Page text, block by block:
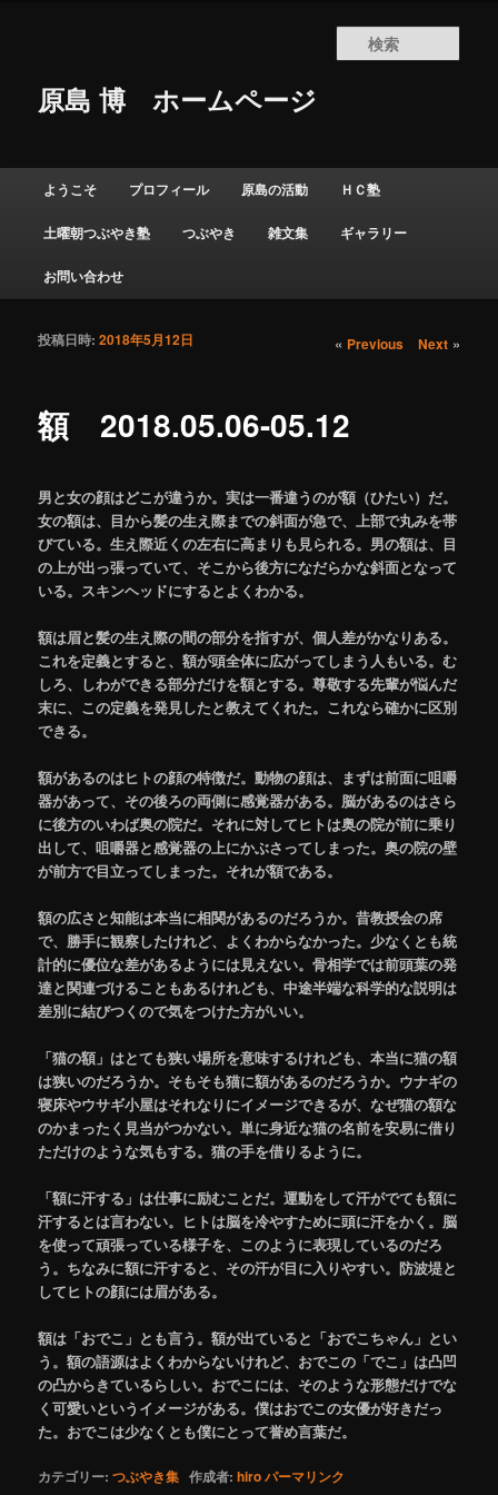
原島 博ホームページ
索
メインメニュー
メインコンテンツへ移動
サブコンテンツへ移動
ようこそ プロフィール 原島の活動 ＨＣ塾
土曜朝つぶやき塾 つぶやき 雑文集 ギャラリー
お問い合わせ
投稿ナビゲーショ
« Previous Next»
額 2018.05.06-05.12
投稿日時:2018年5月12日
男と女の顔はどこが違うか。実は一番違うのが額（ひたい）だ。
女の額は、目から髪の生え際までの斜面が急で、上部で丸みを帯
びている。生え際近くの左右に高まりも見られる。男の額は、目
の上が出っ張っていて、そこから後方になだらかな斜面となって
いる。スキンヘッドにするとよくわかる。
額は眉と髪の生え際の間の部分を指すが、個人差がかなりある。
これを定義とすると、額が頭全体に広がってしまう人もいる。む
しろ、しわができる部分だけを額とする。尊敬する先輩が悩んだ
末に、この定義を発見したと教えてくれた。これなら確かに区別
できる。
額があるのはヒトの顔の特徴だ。動物の顔は、まずは前面に咀嚼
器があって、その後ろの両側に感覚器がある。脳があるのはさら
に後方のいわば奥の院だ。それに対してヒトは奥の院が前に乗り
出して、咀嚼器と感覚器の上にかぶさってしまった。奥の院の壁
が前方で目立ってしまった。それが額である。
額の広さと知能は本当に相関があるのだろうか。昔教授会の席
で、勝手に観察したけれど、よくわからなかった。少なくとも統
計的に優位な差があるようには見えない。骨相学では前頭葉の発
達と関連づけることもあるけれども、中途半端な科学的な説明は
差別に結びつくので気をつけた方がいい。
「猫の額」はとても狭い場所を意味するけれども、本当に猫の額
は狭いのだろうか。そもそも猫に額があるのだろうか。ウナギの
寝床やウサギ小屋はそれなりにイメージできるが、なぜ猫の額な
のかまったく見当がつかない。単に身近な猫の名前を安易に借り
ただけのような気もする。猫の手を借りるように。
「額に汗する」は仕事に励むことだ。運動をして汗がでても額に
汗するとは言わない。ヒトは脳を冷やすために頭に汗をかく。脳
を使って頑張っている様子を、このように表現しているのだろ
う。ちなみに額に汗すると、その汗が目に入りやすい。防波堤と
してヒトの顔には眉がある。
額は「おでこ」とも言う。額が出ていると「おでこちゃん」とい
う。額の語源はよくわからないけれど、おでこの「でこ」は凸凹
の凸からきているらしい。おでこには、そのような形態だけでな
く可愛いというイメージがある。僕はおでこの女優が好きだっ
た。おでこは少なくとも僕にとって誉め言葉だ。
カテゴリー:つぶやき集 作成者:hiroパーマリンク